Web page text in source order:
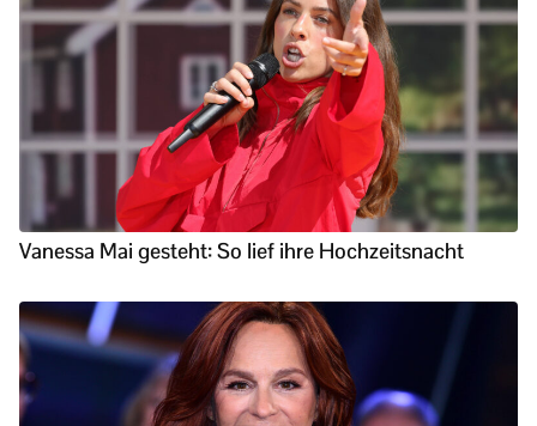
Vanessa Mai gesteht: So lief ihre Hochzeitsnacht